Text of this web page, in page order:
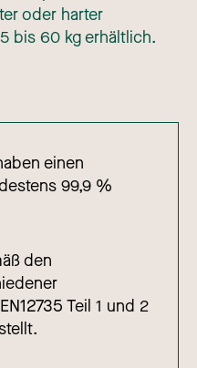
oder harter
bis 60 kg erhältlich.
einen
99,9 %
den
Teil 1 und 2